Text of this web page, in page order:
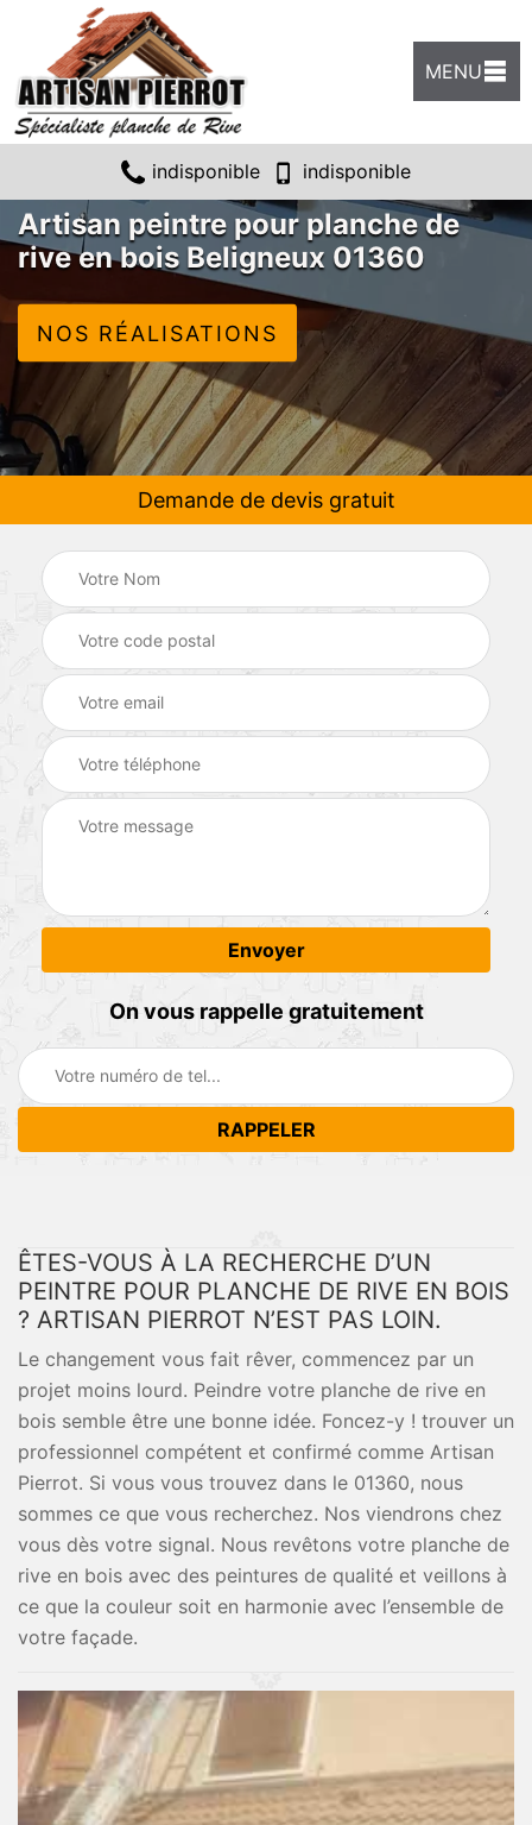
MENU
indisponible indisponible
Artisan peintre pour planche de
rive en bois Beligneux 01360
NOS RÉALISATIONS
Demande de devis gratuit
On vous rappelle gratuitement
ÊTES-VOUS À LA RECHERCHE D’UN
PEINTRE POUR PLANCHE DE RIVE EN BOIS
? ARTISAN PIERROT N’EST PAS LOIN.
Le changement vous fait rêver, commencez par un
projet moins lourd. Peindre votre planche de rive en
bois semble être une bonne idée. Foncez-y ! trouver un
professionnel compétent et confirmé comme Artisan
Pierrot. Si vous vous trouvez dans le 01360, nous
sommes ce que vous recherchez. Nos viendrons chez
vous dès votre signal. Nous revêtons votre planche de
rive en bois avec des peintures de qualité et veillons à
ce que la couleur soit en harmonie avec l’ensemble de
votre façade.